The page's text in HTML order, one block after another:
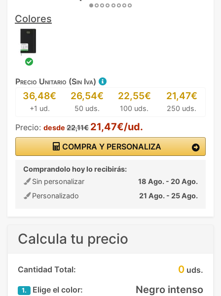
Colores
Precio Unitario (Sin Iva)
36,48€
+1 ud.
26,54€
50 uds.
22,55€
100 uds.
21,47€
250 uds.
Precio: desde 22,11€ 21,47€/ud.
COMPRA Y PERSONALIZA
Comprandolo hoy lo recibirás:
Sin personalizar
18 Ago. - 20 Ago.
Personalizado
21 Ago. - 25 Ago.
Calcula tu precio
Cantidad Total: 0 uds.
1. Elige el color: Negro intenso